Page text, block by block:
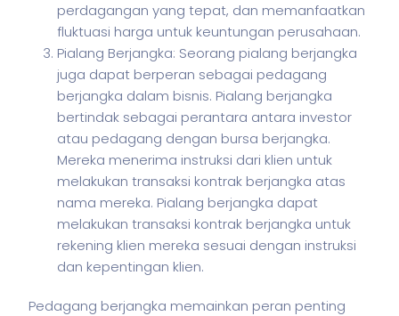
perdagangan yang tepat, dan memanfaatkan
fluktuasi harga untuk keuntungan perusahaan.
Pialang Berjangka: Seorang pialang berjangka
juga dapat berperan sebagai pedagang
berjangka dalam bisnis. Pialang berjangka
bertindak sebagai perantara antara investor
atau pedagang dengan bursa berjangka.
Mereka menerima instruksi dari klien untuk
melakukan transaksi kontrak berjangka atas
nama mereka. Pialang berjangka dapat
melakukan transaksi kontrak berjangka untuk
rekening klien mereka sesuai dengan instruksi
dan kepentingan klien.
Pedagang berjangka memainkan peran penting